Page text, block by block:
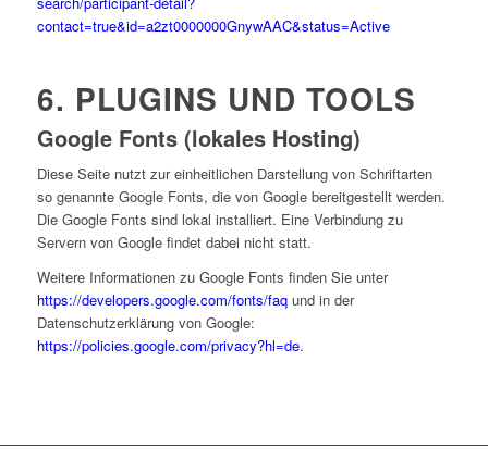
contact=true&id=a2zt0000000GnywAAC&status=Active
6. PLUGINS UND TOOLS
Google Fonts (lokales Hosting)
Diese Seite nutzt zur einheitlichen Darstellung von Schriftarten
so genannte Google Fonts, die von Google bereitgestellt werden.
Die Google Fonts sind lokal installiert. Eine Verbindung zu
Servern von Google findet dabei nicht statt.
Weitere Informationen zu Google Fonts finden Sie unter
https://developers.google.com/fonts/faqund in der
Datenschutzerklärung von Google:
https://policies.google.com/privacy?hl=de.